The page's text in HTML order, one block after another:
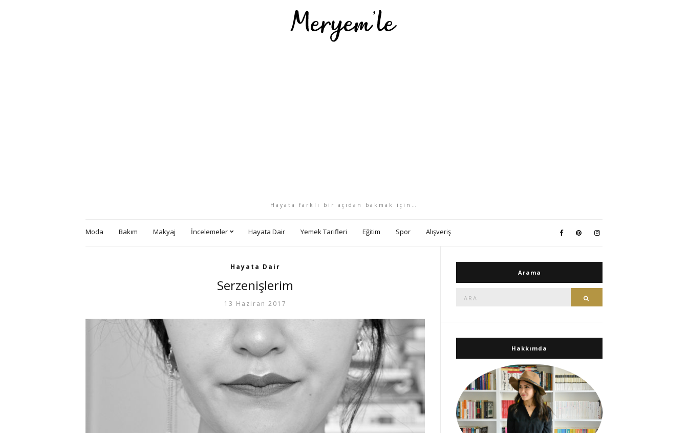
Hayata farklı bir açıdan bakmak için…
Moda Bakım Makyaj İncelemeler Hayata Dair Yemek Tarifleri Eğitim Spor Alışveriş
Hayata Dair
Serzenişlerim
13 Haziran 2017
Arama
Hakkımda